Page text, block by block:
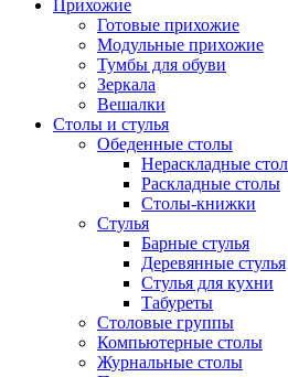
Прихожие
Готовые прихожие
Модульные прихожие
Тумбы для обуви
Зеркала
Вешалки
Столы и стулья
Обеденные столы
Нераскладные
Раскладные столы
Столы-книжки
Стулья
Барные стулья
Деревянные стулья
Стулья для кухни
Табуреты
Столовые группы
Компьютерные столы
Журнальные столы